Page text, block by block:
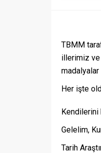
TBMM
illerimiz ve
madalyalar
Her işte
Kendilerini
Gelelim,
Tarih